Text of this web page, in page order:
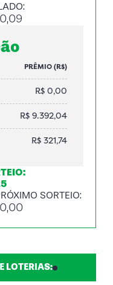
PRÊMIO (R$)
R$ 0,00
R$ 9.392,04
R$ 321,74
SORTEIO:
LOTERIAS: